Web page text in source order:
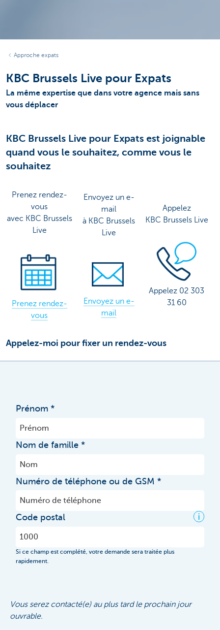
Approche expats
KBC Brussels Live pour Expats
La même expertise que dans votre agence mais sans
vous déplacer
KBC Brussels Live pour Expats est joignable
quand vous le souhaitez, comme vous le
souhaitez
Prenez rendez-
vous
avec KBC Brussels
Live
Prenez rendez-
vous
Envoyez un e-
mail
à KBC Brussels
Live
Envoyez un e-
mail
Appelez
KBC Brussels Live
Appelez 02 303
31 60
Appelez-moi pour fixer un rendez-vous
Prénom
Nom de famille
Numéro de téléphone ou de GSM
Code postal i
Si ce champ est complété, votre demande sera traitée plus
rapidement.
Vous serez contacté(e) au plus tard le prochain jour
ouvrable.